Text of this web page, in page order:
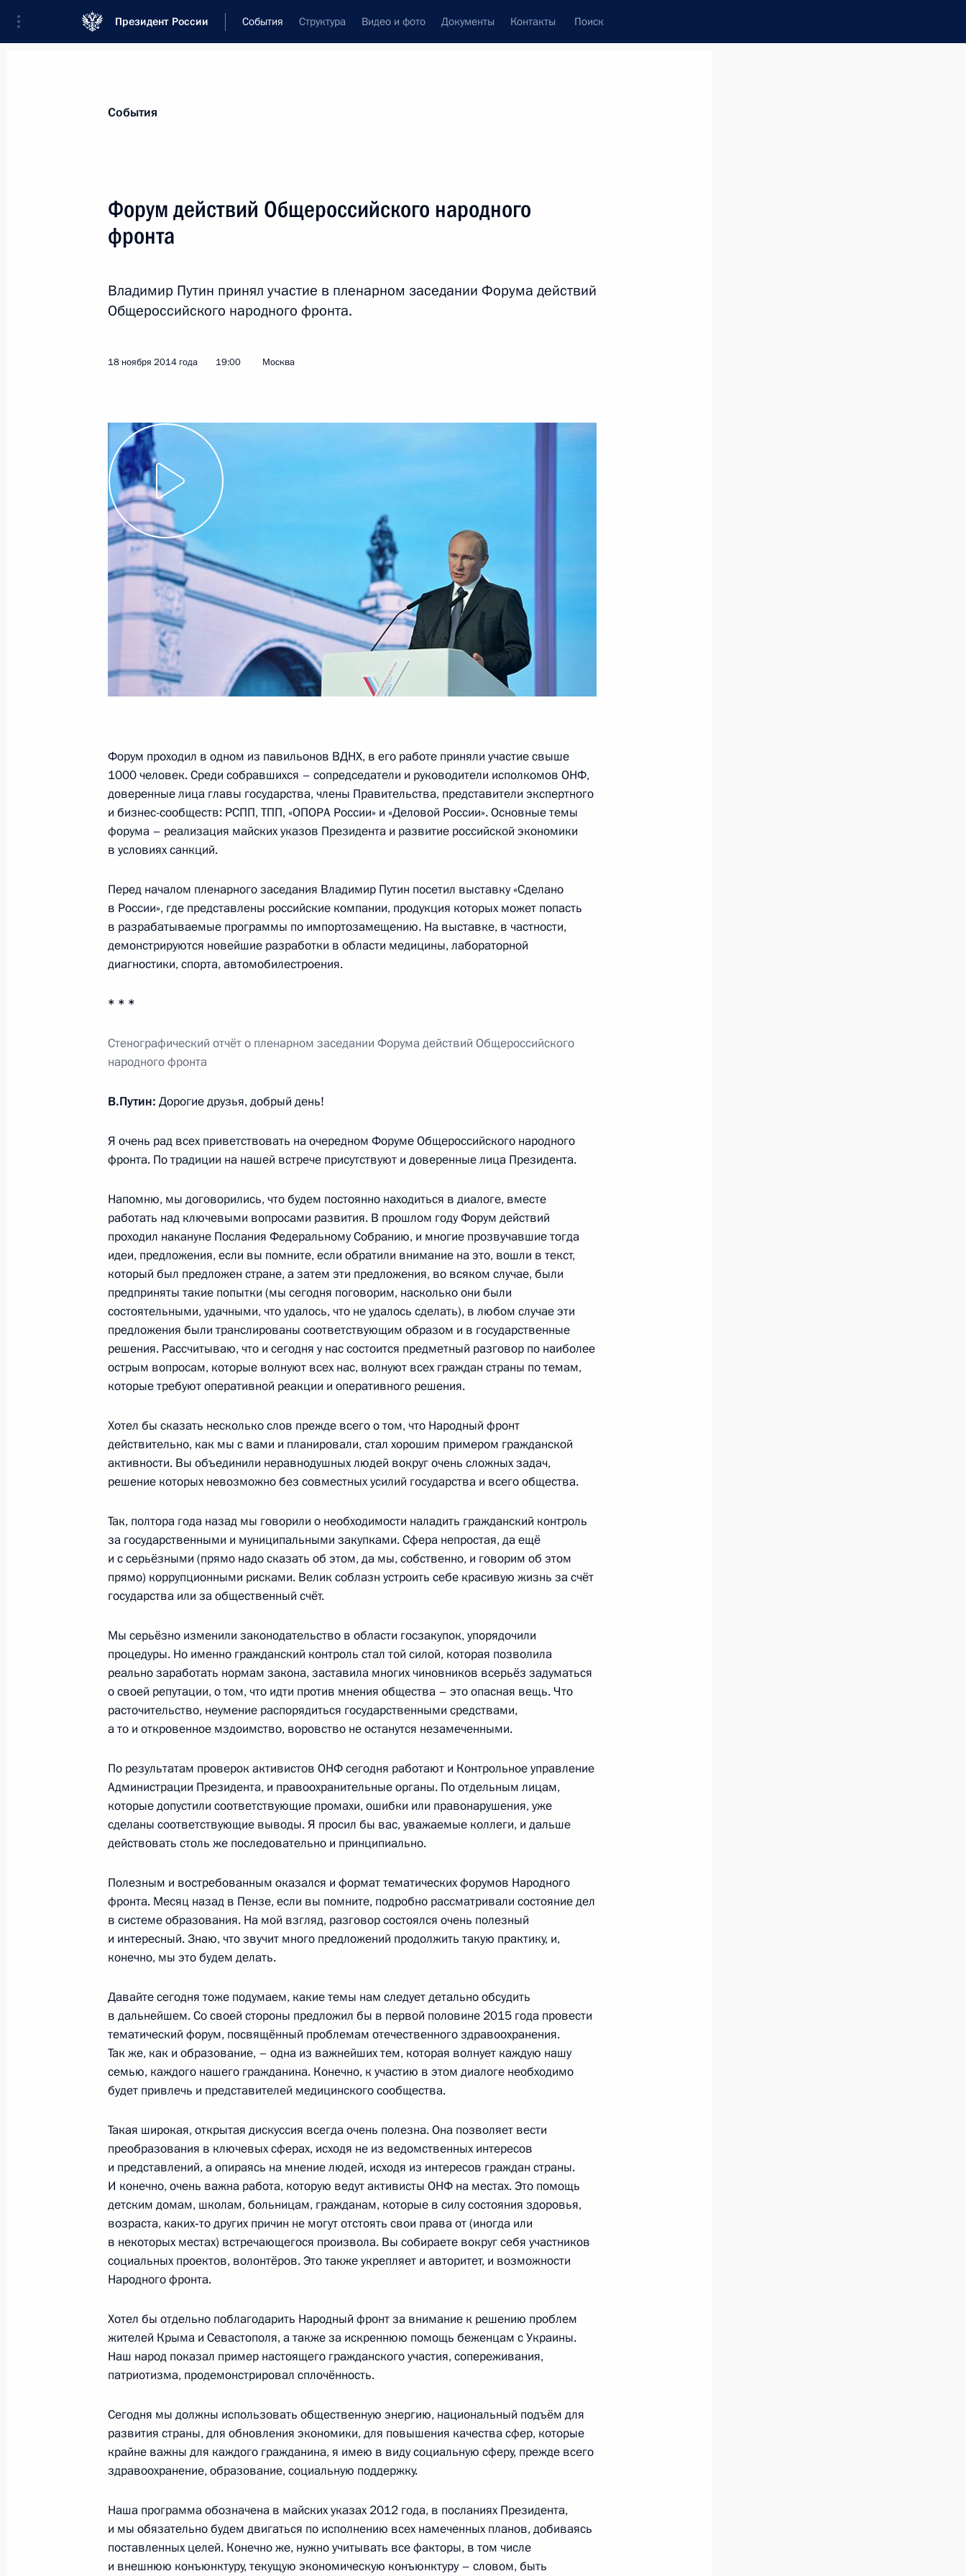
Президент России События Структура Видео и фото Документы Контакты Поиск
Новости
В законодательство внесены изменения, касающиеся
Владимир Путин посетит с рабочим визитом Турцию
24 ноября 2014 года, 19:45
Совещание по вопросу развития Вооружённых Сил
24 ноября 2014 года, 19:00 Сочи
Встреча с Президентом Абхазии Раулем Хаджимбой
24 ноября 2014 года, 16:25 Сочи
секретарём Центрального комитета Коммунистической партии
Вьетнама Нгуен Фу Чонгом
24 ноября 2014 года, 15:00
24 ноября 2014 года, 09:10
Интервью информационному агентству ТАСС
23 ноября 2014 года, воскресенье
Хаджимбой
21 ноября 2014 года, пятница
Телефонный разговор с Президентом Казахстана Нурсултаном
Назарбаевым
21 ноября 2014 года, 17:35
Встреча с председателем совета директоров компании
«Трансмашхолдинг» Андреем Бокаревым
21 ноября 2014 года, 16:30 Москва, Кремль
1
Встреча с Председателем Верховного Суда Вячеславом
Лебедевым
21 ноября 2014 года, 15:50 Москва, Кремль
Встреча с президентом «ОПОРЫ России» Александром
Калининым
21 ноября 2014 года, 12:25 Московская область, Ново-Огарёво
20 ноября 2014 года, четверг
Заседание Совета Безопасности
20 ноября 2014 года, 17:10 Москва, Кремль
4
Открытие памятника Александру I
20 ноября 2014 года, 16:20 Москва
Совещание с членами Правительства
19 ноября 2014 года, 16:20 Москва, Кремль
5 14м
Вручение верительных грамот послами иностранных государств
19 ноября 2014 года, 14:00 Москва, Кремль
18 ноября 2014 года, вторник
Штайнмайером
18 ноября 2014 года, 22:25
Встреча со спецпредставителем лидера КНДР Цой Рён Хэ
18 ноября 2014 года, 20:50 Москва, Кремль
Форум действий Общероссийского народного фронта
18 ноября 2014 года, 19:00 Москва
10
Президент примет верительные грамоты у 15 вновь прибывших
послов иностранных государств
18 ноября 2014 года, 15:00
17 ноября 2014 года, понедельник
Рабочая встреча с губернатором Костромской области Сергеем
Ситниковым
События
Форум действий Общероссийского народного
фронта
Владимир Путин принял участие в пленарном заседании Форума действий
Общероссийского народного фронта.
18 ноября 2014 года 19:00 Москва
Форум проходил в одном из павильонов ВДНХ, в его работе приняли участие свыше
1000 человек. Среди собравшихся – сопредседатели и руководители исполкомов ОНФ,
доверенные лица главы государства, члены Правительства, представители экспертного
и бизнес-сообществ: РСПП, ТПП, «ОПОРА России» и «Деловой России». Основные темы
форума – реализация майских указов Президента и развитие российской экономики
в условиях санкций.
Перед началом пленарного заседания Владимир Путин посетил выставку «Сделано
в России», где представлены российские компании, продукция которых может попасть
в разрабатываемые программы по импортозамещению. На выставке, в частности,
демонстрируются новейшие разработки в области медицины, лабораторной
диагностики, спорта, автомобилестроения.
* * *
Стенографический отчёт о пленарном заседании Форума действий Общероссийского
народного фронта
В.Путин: Дорогие друзья, добрый день!
Я очень рад всех приветствовать на очередном Форуме Общероссийского народного
фронта. По традиции на нашей встрече присутствуют и доверенные лица Президента.
Напомню, мы договорились, что будем постоянно находиться в диалоге, вместе
работать над ключевыми вопросами развития. В прошлом году Форум действий
проходил накануне Послания Федеральному Собранию, и многие прозвучавшие тогда
идеи, предложения, если вы помните, если обратили внимание на это, вошли в текст,
который был предложен стране, а затем эти предложения, во всяком случае, были
предприняты такие попытки (мы сегодня поговорим, насколько они были
состоятельными, удачными, что удалось, что не удалось сделать), в любом случае эти
предложения были транслированы соответствующим образом и в государственные
решения. Рассчитываю, что и сегодня у нас состоится предметный разговор по наиболее
острым вопросам, которые волнуют всех нас, волнуют всех граждан страны по темам,
которые требуют оперативной реакции и оперативного решения.
Хотел бы сказать несколько слов прежде всего о том, что Народный фронт
действительно, как мы с вами и планировали, стал хорошим примером гражданской
активности. Вы объединили неравнодушных людей вокруг очень сложных задач,
решение которых невозможно без совместных усилий государства и всего общества.
Так, полтора года назад мы говорили о необходимости наладить гражданский контроль
за государственными и муниципальными закупками. Сфера непростая, да ещё
и с серьёзными (прямо надо сказать об этом, да мы, собственно, и говорим об этом
прямо) коррупционными рисками. Велик соблазн устроить себе красивую жизнь за счёт
государства или за общественный счёт.
Мы серьёзно изменили законодательство в области госзакупок, упорядочили
процедуры. Но именно гражданский контроль стал той силой, которая позволила
реально заработать нормам закона, заставила многих чиновников всерьёз задуматься
о своей репутации, о том, что идти против мнения общества – это опасная вещь. Что
расточительство, неумение распорядиться государственными средствами,
а то и откровенное мздоимство, воровство не останутся незамеченными.
По результатам проверок активистов ОНФ сегодня работают и Контрольное управление
Администрации Президента, и правоохранительные органы. По отдельным лицам,
которые допустили соответствующие промахи, ошибки или правонарушения, уже
сделаны соответствующие выводы. Я просил бы вас, уважаемые коллеги, и дальше
действовать столь же последовательно и принципиально.
Полезным и востребованным оказался и формат тематических форумов Народного
фронта. Месяц назад в Пензе, если вы помните, подробно рассматривали состояние дел
в системе образования. На мой взгляд, разговор состоялся очень полезный
и интересный. Знаю, что звучит много предложений продолжить такую практику, и,
конечно, мы это будем делать.
Давайте сегодня тоже подумаем, какие темы нам следует детально обсудить
в дальнейшем. Со своей стороны предложил бы в первой половине 2015 года провести
тематический форум, посвящённый проблемам отечественного здравоохранения.
Так же, как и образование, – одна из важнейших тем, которая волнует каждую нашу
семью, каждого нашего гражданина. Конечно, к участию в этом диалоге необходимо
будет привлечь и представителей медицинского сообщества.
Такая широкая, открытая дискуссия всегда очень полезна. Она позволяет вести
преобразования в ключевых сферах, исходя не из ведомственных интересов
и представлений, а опираясь на мнение людей, исходя из интересов граждан страны.
И конечно, очень важна работа, которую ведут активисты ОНФ на местах. Это помощь
детским домам, школам, больницам, гражданам, которые в силу состояния здоровья,
возраста, каких‑то других причин не могут отстоять свои права от (иногда или
в некоторых местах) встречающегося произвола. Вы собираете вокруг себя участников
социальных проектов, волонтёров. Это также укрепляет и авторитет, и возможности
Народного фронта.
Хотел бы отдельно поблагодарить Народный фронт за внимание к решению проблем
жителей Крыма и Севастополя, а также за искреннюю помощь беженцам с Украины.
Наш народ показал пример настоящего гражданского участия, сопереживания,
патриотизма, продемонстрировал сплочённость.
Сегодня мы должны использовать общественную энергию, национальный подъём для
развития страны, для обновления экономики, для повышения качества сфер, которые
крайне важны для каждого гражданина, я имею в виду социальную сферу, прежде всего
здравоохранение, образование, социальную поддержку.
Наша программа обозначена в майских указах 2012 года, в посланиях Президента,
и мы обязательно будем двигаться по исполнению всех намеченных планов, добиваясь
поставленных целей. Конечно же, нужно учитывать все факторы, в том числе
и внешнюю конъюнктуру, текущую экономическую конъюнктуру – словом, быть